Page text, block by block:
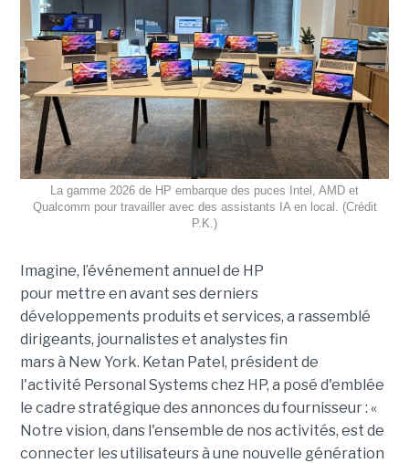
La gamme 2026 de HP embarque des puces Intel, AMD et
Qualcomm pour travailler avec des assistants IA en local. (Crédit
P.K.)
Imagine, l’événement annuel de HP
pour mettre en avant ses derniers
développements produits et services, a rassemblé
dirigeants, journalistes et analystes fin
mars à New York. Ketan Patel, président de
l'activité Personal Systems chez HP, a posé d'emblée
le cadre stratégique des annonces du fournisseur : «
Notre vision, dans l'ensemble de nos activités, est de
connecter les utilisateurs à une nouvelle génération